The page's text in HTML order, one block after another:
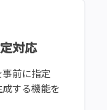
対応
前に指定
する機能を